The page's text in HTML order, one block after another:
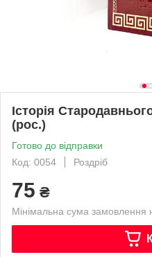
Історія
(рос.)
Готово до відправки
Код: 0054
Роздріб
75 ₴
Мінімальна сума замовлення